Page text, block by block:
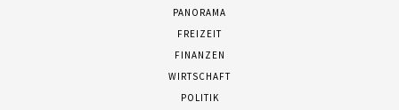
PANORAMA
FREIZEIT
FINANZEN
WIRTSCHAFT
POLITIK